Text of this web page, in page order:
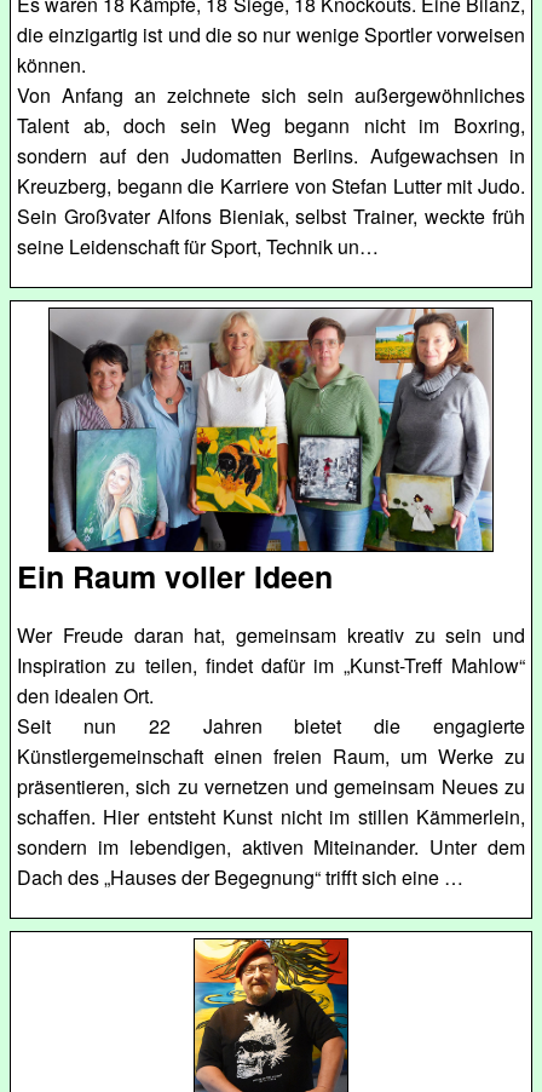
die einzigartig ist und die so nur wenige Sportler vorweisen
können.
Von Anfang an zeichnete sich sein außergewöhnliches
Talent ab, doch sein Weg begann nicht im Boxring,
sondern auf den Judomatten Berlins. Aufgewachsen in
Kreuzberg, begann die Karriere von Stefan Lutter mit Judo.
Sein Großvater Alfons Bieniak, selbst Trainer, weckte früh
seine Leidenschaft für Sport, Technik un…
Ein Raum voller Ideen
Wer Freude daran hat, gemeinsam kreativ zu sein und
Inspiration zu teilen, findet dafür im „Kunst-Treff Mahlow“
den idealen Ort.
Seit nun 22 Jahren bietet die engagierte
Künstlergemeinschaft einen freien Raum, um Werke zu
präsentieren, sich zu vernetzen und gemeinsam Neues zu
schaffen. Hier entsteht Kunst nicht im stillen Kämmerlein,
sondern im lebendigen, aktiven Miteinander. Unter dem
Dach des „Hauses der Begegnung“ trifft sich eine …